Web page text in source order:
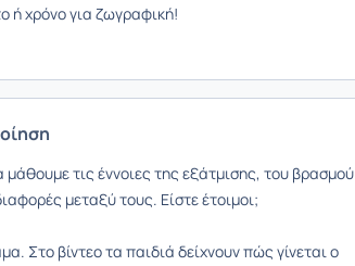
ή χρόνο για ζωγραφική!
μάθουμε τις έννοιες της εξάτμισης, του βρασμού
μεταξύ τους. Είστε έτοιμοι;
Στο βίντεο τα παιδιά δείχνουν πώς γίνεται ο